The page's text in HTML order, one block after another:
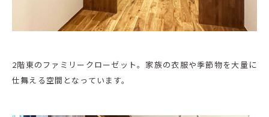
2階東のファミリークローゼット。家族の衣服や季節物を大量に
仕舞える空間となっています。